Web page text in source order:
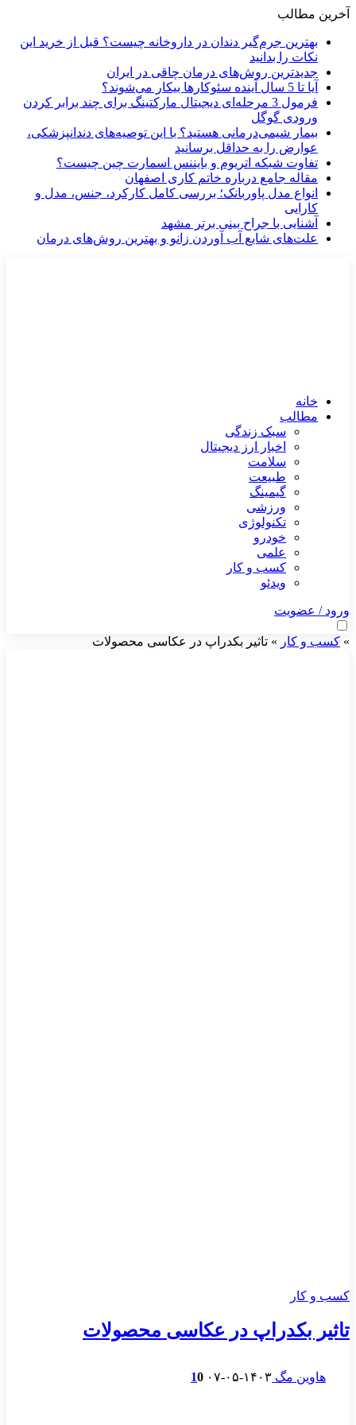
آخرین مطالب
بهترین جرم‌گیر دندان در داروخانه چیست؟ قبل از خرید این
نکات را بدانید
جدیدترین روش‌های درمان چاقی در ایران
آیا تا 5 سال آینده سئوکارها بیکار می‌شوند؟
فرمول 3 مرحله‌ای دیجیتال مارکتینگ برای چند برابر کردن
ورودی گوگل
بیمار شیمی‌درمانی هستید؟ با این توصیه‌های دندانپزشکی،
عوارض را به حداقل برسانید
تفاوت شبکه اتریوم و بایننس اسمارت چین چیست؟
مقاله جامع درباره خاتم کاری اصفهان
انواع مدل پاوربانک؛ بررسی کامل کارکرد، جنس، مدل و
کارایی
آشنایی با جراح بینی برتر مشهد
علت‌های شایع آب آوردن زانو و بهترین روش‌های درمان
خانه
مطالب
سبک زندگی
اخبار ارز دیجیتال
سلامت
طبیعت
گیمینگ
ورزشی
تکنولوژی
خودرو
علمی
کسب و کار
ویدئو
ورود / عضویت
» کسب و کار » تاثیر بکدراپ در عکاسی محصولات
کسب و کار
تاثیر بکدراپ در عکاسی محصولات
هاوین مگ ۱۴۰۳-۰۵-۰۷ 10